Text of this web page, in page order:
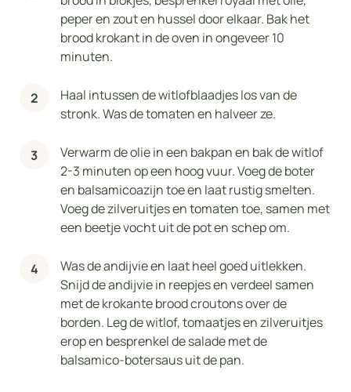
peper en zout en hussel door elkaar. Bak het
brood krokant in de oven in ongeveer 10
minuten.
Haal intussen de witlofblaadjes los van de
stronk. Was de tomaten en halveer ze.
Verwarm de olie in een bakpan en bak de witlof
2-3 minuten op een hoog vuur. Voeg de boter
en balsamicoazijn toe en laat rustig smelten.
Voeg de zilveruitjes en tomaten toe, samen met
een beetje vocht uit de pot en schep om.
Was de andijvie en laat heel goed uitlekken.
Snijd de andijvie in reepjes en verdeel samen
met de krokante brood croutons over de
borden. Leg de witlof, tomaatjes en zilveruitjes
erop en besprenkel de salade met de
balsamico-botersaus uit de pan.